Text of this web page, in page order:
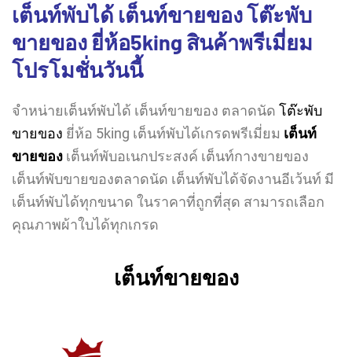
เต็นท์พับได้ เต็นท์ขายของ โต๊ะพับ
ขายของ ยี่ห้อ5king สินค้าพรีเมี่ยม
โปรโมชั่นวันนี้
จำหน่ายเต็นท์พับได้ เต็นท์ขายของ ตลาดนัด โต๊ะพับ
ขายของ ยี่ห้อ 5king เต็นท์พับได้เกรดพรีเมี่ยม เต็นท์
ขายของ เต็นท์พับอเนกประสงค์ เต็นท์กางขายของ
เต็นท์พับขายของตลาดนัด เต็นท์พับได้จัดงานอีเว้นท์ มี
เต็นท์พับได้ทุกขนาด ในราคาที่ถูกที่สุด สามารถเลือก
คุณภาพผ้าใบได้ทุกเกรด
เต็นท์ขายของ